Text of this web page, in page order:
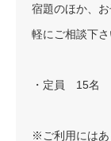
宿題のほか、
軽にご相談下
・定員 15名
※ご利用にはあ